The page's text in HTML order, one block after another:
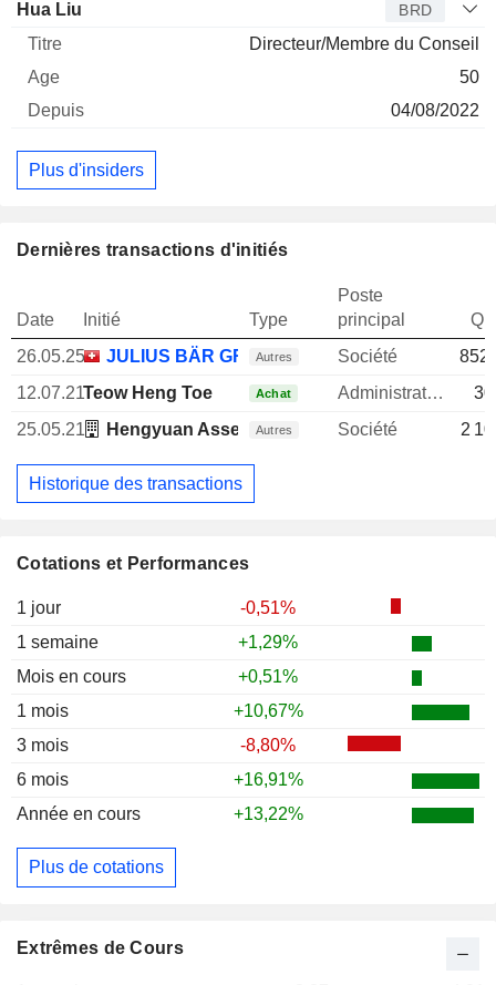
Cotations et Performances
1 jour
-0,51%
1 semaine
+1,29%
Mois en cours
+0,51%
1 mois
+10,67%
3 mois
-8,80%
6 mois
+16,91%
Année en cours
+13,22%
Plus de cotations
Extrêmes de Cours
Hua Liu BRD
Directeur/Membre du Conseil
50
04/08/2022
Plus d'insiders
Dernières transactions d'initiés
Date Initié Type
Poste
principal
26.05.25
JULIUS BÄR GRUPPE AG
Autres Société
852
12.07.21Teow Heng Toe Achat Administrateur
25.05.21
Hengyuan Asset Investment Ltd.
Autres Société 2
Historique des transactions